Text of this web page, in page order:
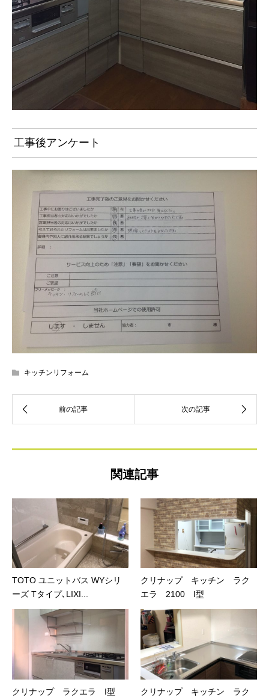
工事後アンケート
キッチンリフォーム
関連記事
TOTO ユニットバス WYシリ
ーズ Tタイプ､LIXI...
クリナップ キッチン ラク
エラ 2100 I型
クリナップ ラクエラ I型
クリナップ キッチン ラク